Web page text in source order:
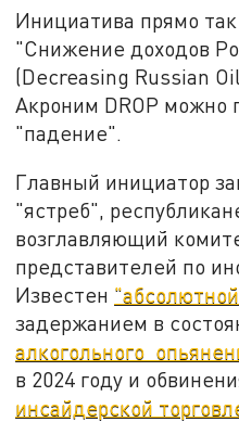
Инициатива прямо
"Снижение доходов
(Decreasing Russian
Акроним DROP можно
"падение".
Главный инициатор
"ястреб",
возглавляющий
представителей по
Известен
задержанием в
алкогольного
в 2024 году и
инсайдерской